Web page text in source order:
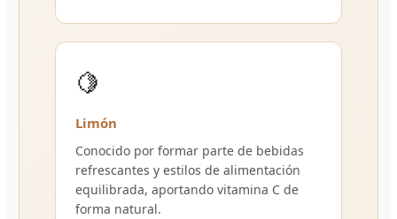
🍋
Limón
Conocido por formar parte de bebidas
refrescantes y estilos de alimentación
equilibrada, aportando vitamina C de
forma natural.